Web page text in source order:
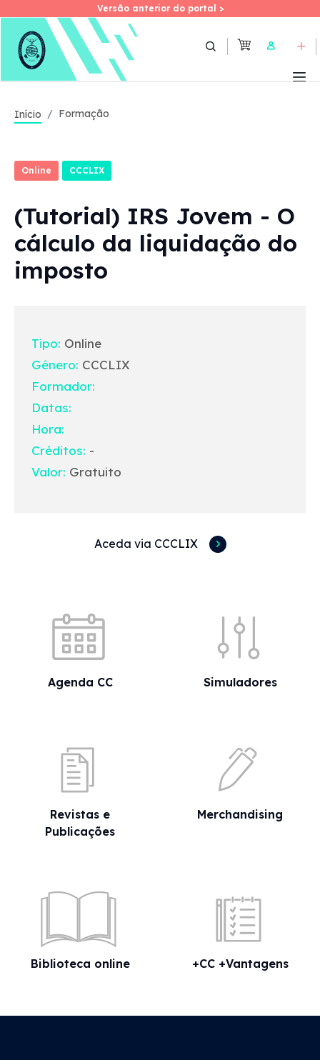
Skip
Versão anterior do portal >
Versão anterior do portal >
User
Início Formação
Online CCCLIX
(Tutorial) IRS Jovem - O
cálculo da liquidação do
imposto
Tipo: Online
Género: CCCLIX
Formador:
Datas:
Hora:
Créditos: -
Valor: Gratuito
Aceda via CCCLIX
Agenda CC Simuladores
Revistas e
Publicações
Merchandising
Biblioteca online +CC +Vantagens